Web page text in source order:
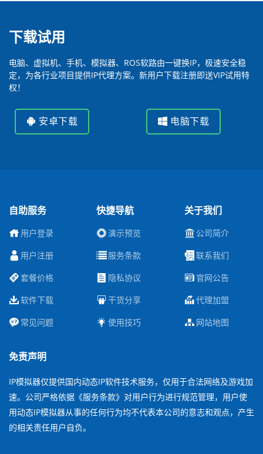
下载试用
电脑、虚拟机、手机、模拟器、ROS软路由一键换IP，极速安全稳
定，为各行业项目提供IP代理方案。新用户下载注册即送VIP试用特
权！
安卓下载 电脑下载
自助服务
用户登录
用户注册
套餐价格
软件下载
常见问题
快捷导航
演示预览
服务条款
隐私协议
干货分享
使用技巧
关于我们
公司简介
联系我们
官网公告
代理加盟
网站地图
免责声明
IP模拟器仅提供国内动态IP软件技术服务，仅用于合法网络及游戏加
速。公司严格依据《服务条款》对用户行为进行规范管理，用户使
用动态IP模拟器从事的任何行为均不代表本公司的意志和观点，产生
的相关责任用户自负。